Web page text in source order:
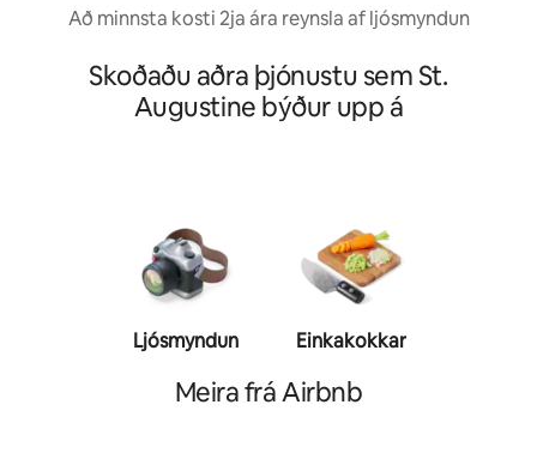
Að minnsta kosti 2ja ára reynsla af ljósmyndun
Skoðaðu aðra þjónustu sem St.
Augustine býður upp á
Ljósmyndun Einkakokkar
Meira frá Airbnb